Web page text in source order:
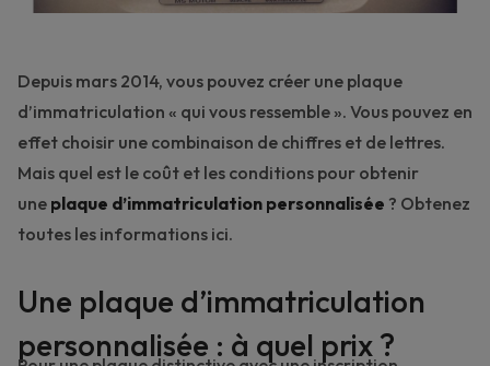
Depuis mars 2014, vous pouvez créer une plaque
d’immatriculation « qui vous ressemble ». Vous pouvez en
effet choisir une combinaison de chiffres et de lettres.
Mais quel est le coût et les conditions pour obtenir
une plaque d’immatriculation personnalisée ? Obtenez
toutes les informations ici.
Une plaque d’immatriculation
personnalisée : à quel prix ?